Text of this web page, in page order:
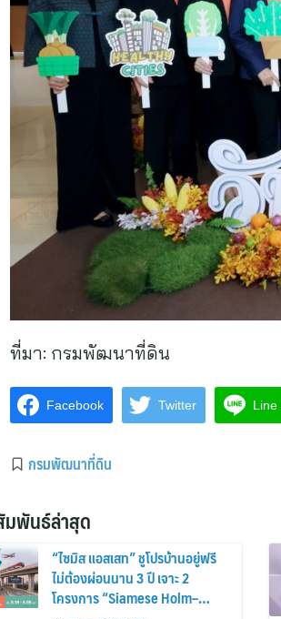
ที่มา: กรมพัฒนาที่ดิน
Facebook Twitter Line
กรมพัฒนาที่ดิน
มพันธ์ล่าสุด
“ไซมิส แอสเสท” ชูโปรบ้านอยู่ฟรี
ไม่ต้องผ่อนนาน 3 ปี เจาะ 2
โครงการ “Siamese Holm–